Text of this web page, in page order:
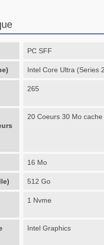
PC SFF
Intel Core Ultra (Series
265
20 Coeurs 30 Mo cache
16 Mo
512 Go
1 Nvme
Intel Graphics